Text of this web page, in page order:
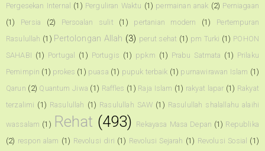
Pergesekan Internal (1) Perguliran Waktu (1) permainan anak (2) Perniagaan
(1)
Persia (2) Persoalan sulit (1) pertanian modern (1)
Pertempuran
Rasulullah (1) Pertolongan Allah (3) perut sehat (1) pm Turki (1) POHON
SAHABI (1) Portugal (1) Portugis (1) ppkm (1) Prabu Satmata (1) Prilaku
Pemimpin (1) prokes (1) puasa (1) pupuk terbaik (1) purnawirawan Islam (1)
Qarun (2) Quantum Jiwa (1) Raffles (1) Raja Islam (1) rakyat lapar (1) Rakyat
terzalimi (1) Rasulullah (1) Rasulullah SAW (1) Rasulullah shalallahu alaihi
wassalam (1) Rehat (493) Rekayasa Masa Depan (1) Republika
(2) respon alam (1) Revolusi diri (1) Revolusi Sejarah (1) Revolusi Sosial (1)